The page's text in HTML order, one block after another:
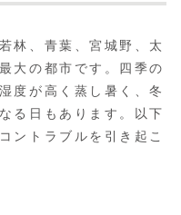
林、青葉、宮城野、太
大の都市です。四季の
度が高く蒸し暑く、冬
る日もあります。以下
ントラブルを引き起こ